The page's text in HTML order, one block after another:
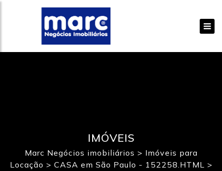
IMÓVEIS
Marc Negócios imobiliários > Imóveis para
Locação > CASA em São Paulo - 152258.HTML >